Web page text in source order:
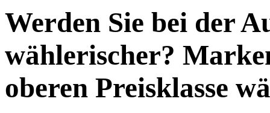
Werden Sie bei der
wählerischer?
oberen Preisklasse